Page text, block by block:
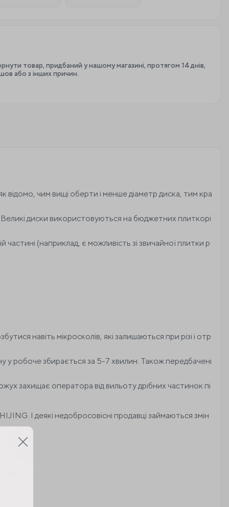
товар, придбаний у нашому магазині, протягом 14 днів,
або з інших причин.
чим вищі оберти і менше діаметр диска, тим кра
диски використовуються на бюджетних плиткорі
(наприклад, є можливість зі звичайної плитки р
навіть мікросколів, які залишаються при різі і отр
у робоче збирається за 5-7 хвилин. Також передбачені
захищає оператора від вильоту дрібних частинок пі
І деякі недобросовісні продавці займаються змін